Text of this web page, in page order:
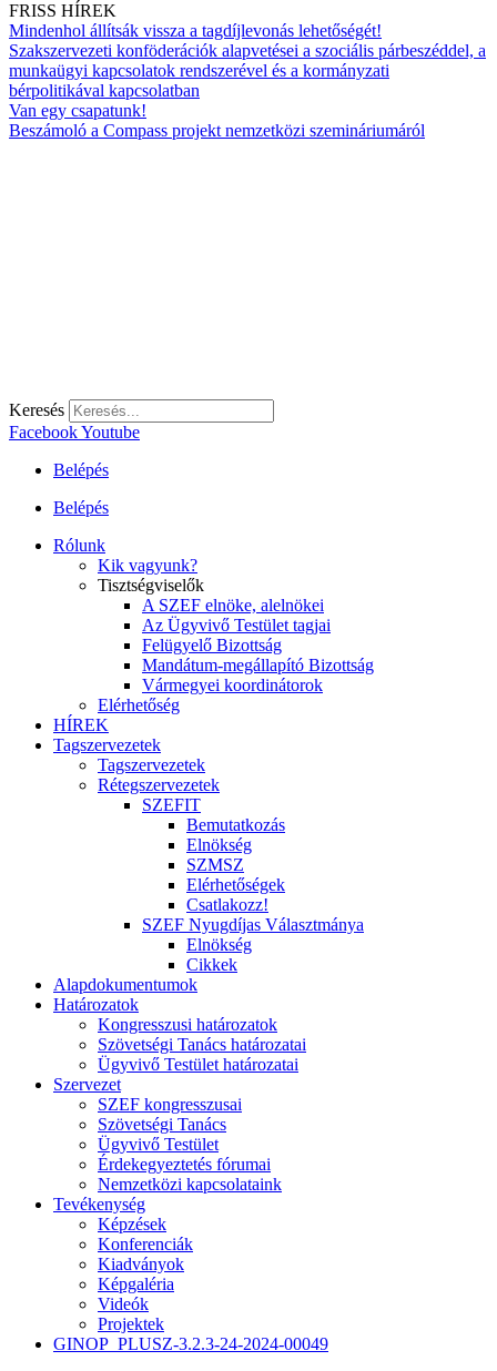
FRISS HÍREK
Mindenhol állítsák vissza a tagdíjlevonás lehetőségét!
Szakszervezeti konföderációk alapvetései a szociális párbeszéddel, a
munkaügyi kapcsolatok rendszerével és a kormányzati
bérpolitikával kapcsolatban
Van egy csapatunk!
Beszámoló a Compass projekt nemzetközi szemináriumáról
Keresés
FacebookYoutube
Belépés
Belépés
Rólunk
Kik vagyunk?
Tisztségviselők
A SZEF elnöke, alelnökei
Az Ügyvivő Testület tagjai
Felügyelő Bizottság
Mandátum-megállapító Bizottság
Vármegyei koordinátorok
Elérhetőség
HÍREK
Tagszervezetek
Tagszervezetek
Rétegszervezetek
SZEFIT
Bemutatkozás
Elnökség
SZMSZ
Elérhetőségek
Csatlakozz!
SZEF Nyugdíjas Választmánya
Elnökség
Cikkek
Alapdokumentumok
Határozatok
Kongresszusi határozatok
Szövetségi Tanács határozatai
Ügyvivő Testület határozatai
Szervezet
SZEF kongresszusai
Szövetségi Tanács
Ügyvivő Testület
Érdekegyeztetés fórumai
Nemzetközi kapcsolataink
Tevékenység
Képzések
Konferenciák
Kiadványok
Képgaléria
Videók
Projektek
GINOP_PLUSZ-3.2.3-24-2024-00049